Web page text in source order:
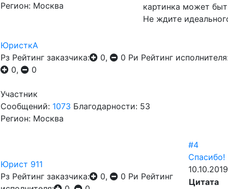
Регион: Москва
картинка может
Не ждите
ЮристкА
Рз Рейтинг заказчика: 0, 0 Ри Рейтинг
0,
0
Участник
Сообщений: 1073 Благодарности: 53
Регион: Москва
Юрист 911
Рз Рейтинг заказчика: 0, 0 Ри Рейтинг
#4
Спасибо!
Цитата